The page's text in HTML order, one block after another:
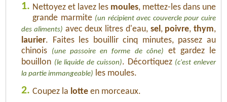
1. Nettoyez et lavez les moules, mettez-les dans une
grande marmite (un récipient avec couvercle pour cuire
des aliments) avec deux litres d'eau, sel , poivre, thym,
laurier. Faites les bouillir cinq minutes, passez au
chinois
(une passoire en forme de cône)
et gardez le
bouillon (le liquide de cuisson). Décortiquez (c'est enlever
la partie immangeable) les moules.
2. Coupez la lotte en morceaux.